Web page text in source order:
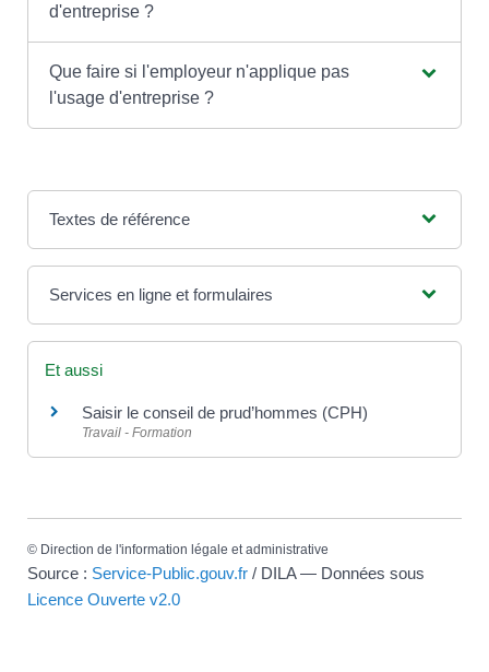
d'entreprise ?
Que faire si l'employeur n'applique pas
l'usage d'entreprise ?
Textes de référence
Services en ligne et formulaires
Et aussi
Saisir le conseil de prud’hommes (CPH)
Travail - Formation
© Direction de l'information légale et administrative
Source : Service-Public.gouv.fr / DILA — Données sous
Licence Ouverte v2.0